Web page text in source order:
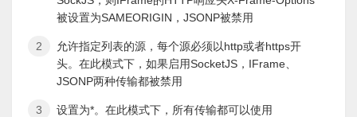
被设置为SAMEORIGIN，JSONP被禁用
允许指定列表的源，每个源必须以http或者https开
头。在此模式下，如果启用SocketJS，IFrame、
JSONP两种传输都被禁用
设置为*。在此模式下，所有传输都可以使用